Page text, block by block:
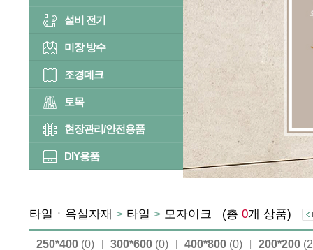
설비 전기
미장 방수
조경데크
토목
현장관리/안전용품
DIY용품
타일ㆍ욕실자재 > 타일 > 모자이크 (총 0개 상품)
250*400 (0) 300*600 (0) 400*800 (0) 200*200